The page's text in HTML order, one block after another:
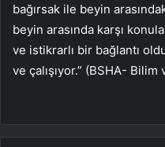
bağırsak ile beyin
beyin arasında karşı
ve istikrarlı bir bağlantı
ve çalışıyor.” (BSHA- Bilim